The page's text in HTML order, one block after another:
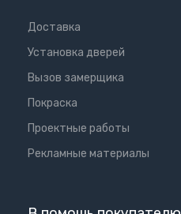
Доставка
Установка дверей
Вызов замерщика
Покраска
Проектные работы
Рекламные материалы